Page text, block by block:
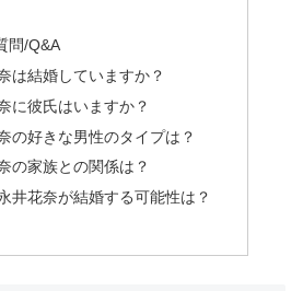
問/Q&A
は結婚していますか？
に彼氏はいますか？
の好きな男性のタイプは？
の家族との関係は？
井花奈が結婚する可能性は？